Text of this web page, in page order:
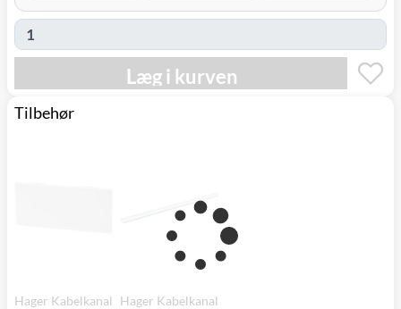
Læg i kurven
Tilbehør
Hager Kabelkanal
Hager Kabelkanal